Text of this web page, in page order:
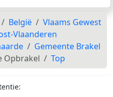
België
Vlaams Gewest
Vlaanderen
Gemeente Brakel
Opbrakel
Top